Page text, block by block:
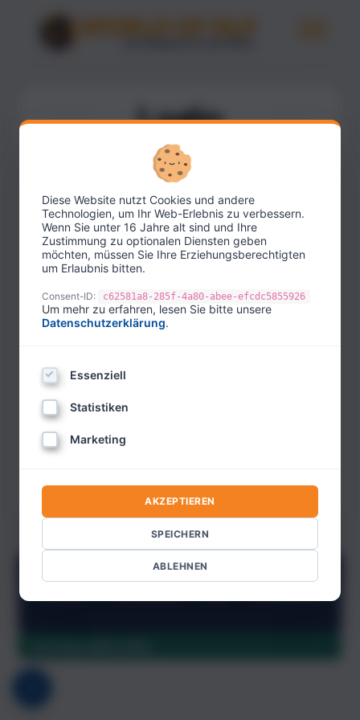
Login
Melde Dich mit Deinen bestehenden
Zugangsdaten an.
E-Mail-Adresse
JETZT EINLOGGEN
Passwort vergessen?
Diese Website nutzt Cookies und andere
Technologien, um Ihr Web-Erlebnis zu verbessern.
Wenn Sie unter 16 Jahre alt sind und Ihre
Zustimmung zu optionalen Diensten geben
möchten, müssen Sie Ihre Erziehungsberechtigten
um Erlaubnis bitten.
Consent-ID: c62581a8-285f-4a80-abee-efcdc5855926
Um mehr zu erfahren, lesen Sie bitte unsere
Datenschutzerklärung.
Essenziell
Statistiken
Marketing
ABLEHNEN
SPEICHERN
AKZEPTIEREN